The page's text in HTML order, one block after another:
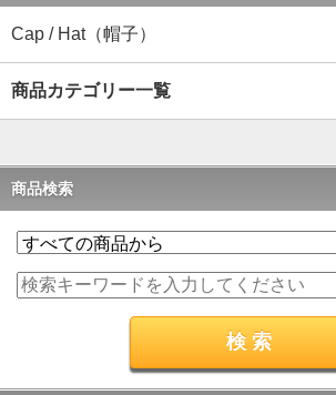
Cap / Hat（帽子）
商品カテゴリー一覧
商品検索